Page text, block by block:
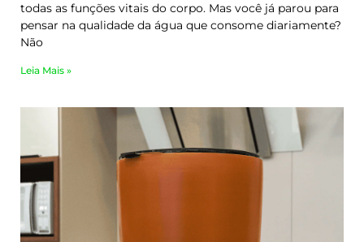
todas as funções vitais do corpo. Mas você já parou para
pensar na qualidade da água que consome diariamente?
Não
Leia Mais »